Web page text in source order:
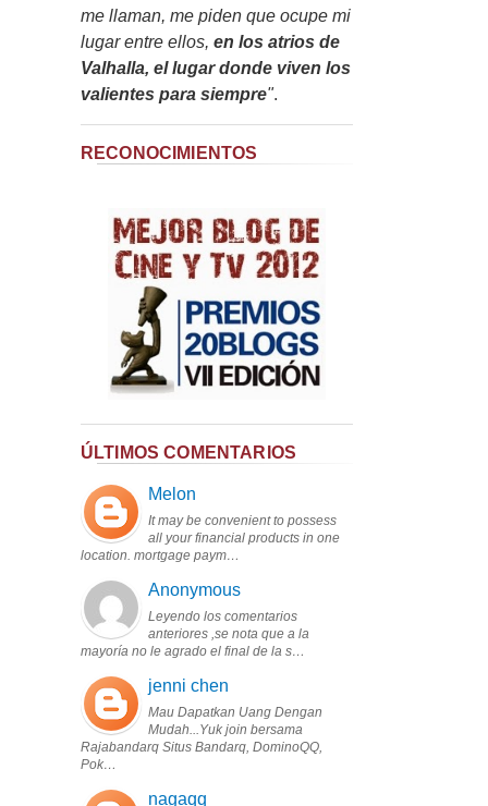
me llaman, me piden que ocupe mi
lugar entre ellos, en los atrios de
Valhalla, el lugar donde viven los
valientes para siempre".
RECONOCIMIENTOS
ÚLTIMOS COMENTARIOS
Melon
It may be convenient to possess
all your financial products in one
location. mortgage paym…
Anonymous
Leyendo los comentarios
anteriores ,se nota que a la
mayoría no le agrado el final de la s…
jenni chen
Mau Dapatkan Uang Dengan
Mudah...Yuk join bersama
Rajabandarq Situs Bandarq, DominoQQ,
Pok…
nagaqq